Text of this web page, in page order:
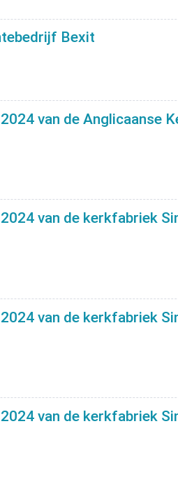
Bexit
van de Anglicaanse
van de kerkfabriek
van de kerkfabriek
van de kerkfabriek